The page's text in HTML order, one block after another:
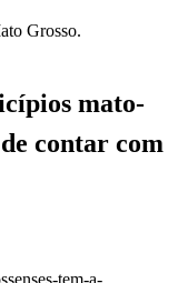
Grosso.
mato-
contar com